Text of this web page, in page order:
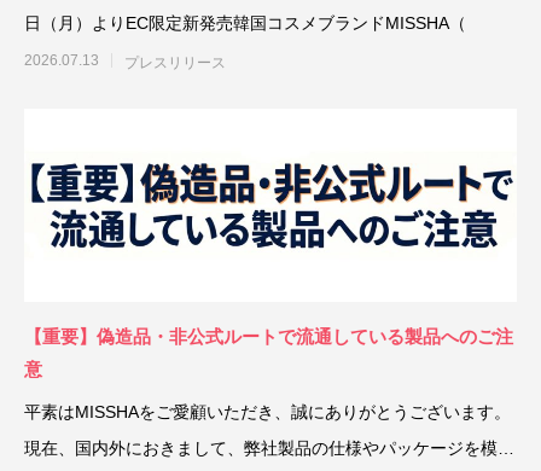
日（月）よりEC限定新発売韓国コスメブランドMISSHA（
2026.07.13 プレスリリース
【重要】偽造品・非公式ルートで流通している製品へのご注
意
平素はMISSHAをご愛顧いただき、誠にありがとうございます。
現在、国内外におきまして、弊社製品の仕様やパッケージを模倣